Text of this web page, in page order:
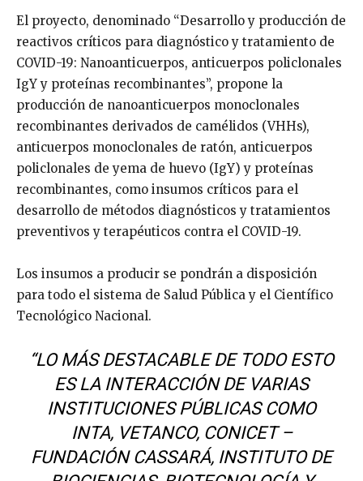
El proyecto, denominado “Desarrollo y producción de
reactivos críticos para diagnóstico y tratamiento de
COVID-19: Nanoanticuerpos, anticuerpos policlonales
IgY y proteínas recombinantes”, propone la
producción de nanoanticuerpos monoclonales
recombinantes derivados de camélidos (VHHs),
anticuerpos monoclonales de ratón, anticuerpos
policlonales de yema de huevo (IgY) y proteínas
recombinantes, como insumos críticos para el
desarrollo de métodos diagnósticos y tratamientos
preventivos y terapéuticos contra el COVID-19.
Los insumos a producir se pondrán a disposición
para todo el sistema de Salud Pública y el Científico
Tecnológico Nacional.
“LO MÁS DESTACABLE DE TODO ESTO
ES LA INTERACCIÓN DE VARIAS
INSTITUCIONES PÚBLICAS COMO
INTA, VETANCO, CONICET –
FUNDACIÓN CASSARÁ, INSTITUTO DE